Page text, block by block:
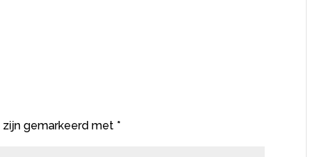
gemarkeerd met *